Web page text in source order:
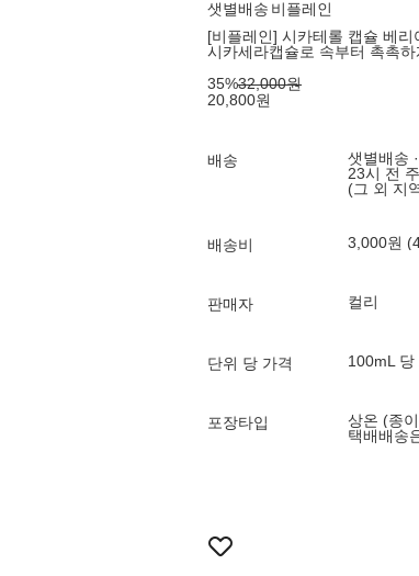
샛별배송 비플레인
[비플레인] 시카테롤 캡슐 베리
시카세라캡슐로 속부터 촉촉
35%32,000원
20,800원
배송
샛별배송
23시 전
(그 외 지
배송비 3,000원
판매자 컬리
단위 당 가격 100mL 당
포장타입
상온 (종
택배배송